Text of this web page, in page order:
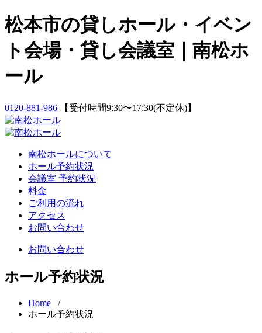
Skip
to
松本市の貸しホール・イベン
ト会場・貸し会議室｜南松ホ
ール
0120-881-986 【受付時間9:30〜17:30(不定休)】
南松ホールについて
ホール予約状況
会議室 予約状況
料金
ご利用の流れ
アクセス
お問い合わせ
お問い合わせ
ホール予約状況
Home /
ホール予約状況